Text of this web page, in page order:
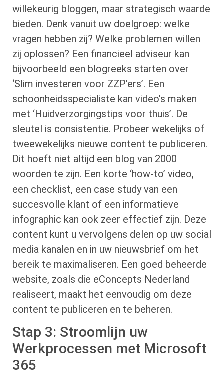
willekeurig bloggen, maar strategisch waarde
bieden. Denk vanuit uw doelgroep: welke
vragen hebben zij? Welke problemen willen
zij oplossen? Een financieel adviseur kan
bijvoorbeeld een blogreeks starten over
‘Slim investeren voor ZZP’ers’. Een
schoonheidsspecialiste kan video’s maken
met ‘Huidverzorgingstips voor thuis’. De
sleutel is consistentie. Probeer wekelijks of
tweewekelijks nieuwe content te publiceren.
Dit hoeft niet altijd een blog van 2000
woorden te zijn. Een korte ‘how-to’ video,
een checklist, een case study van een
succesvolle klant of een informatieve
infographic kan ook zeer effectief zijn. Deze
content kunt u vervolgens delen op uw social
media kanalen en in uw nieuwsbrief om het
bereik te maximaliseren. Een goed beheerde
website, zoals die eConcepts Nederland
realiseert, maakt het eenvoudig om deze
content te publiceren en te beheren.
Stap 3: Stroomlijn uw
Werkprocessen met Microsoft
365